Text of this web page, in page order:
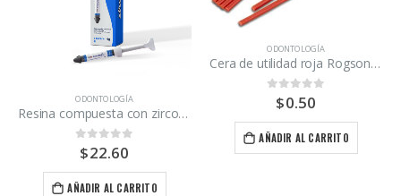
ODONTOLOGÍA
Resina compuesta con zirconia A2 Zirconfill
0out of 5
$22.60
AÑADIR AL CARRITO
ODONTOLOGÍA
Cera de utilidad roja Rogson Wax/tira
out of 5
$0.50
AÑADIR AL CARRITO